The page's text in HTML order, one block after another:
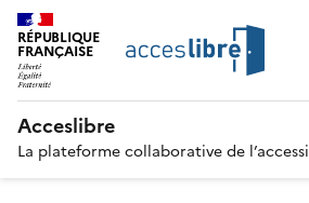
RÉPUBLIQUE
FRANÇAISE
Acceslibre
La plateforme collaborative de